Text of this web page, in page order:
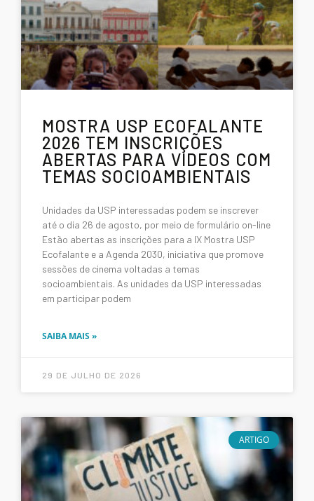
MOSTRA USP ECOFALANTE
2026 TEM INSCRIÇÕES
ABERTAS PARA VÍDEOS COM
TEMAS SOCIOAMBIENTAIS
Unidades da USP interessadas podem se inscrever
até o dia 26 de agosto, por meio de formulário on-line
Estão abertas as inscrições para a IX Mostra USP
Ecofalante e a Agenda 2030, iniciativa que promove
sessões de cinema voltadas a temas
socioambientais. As unidades da USP interessadas
em participar podem
SAIBA MAIS »
29 DE JULHO DE 2026
ARTIGO